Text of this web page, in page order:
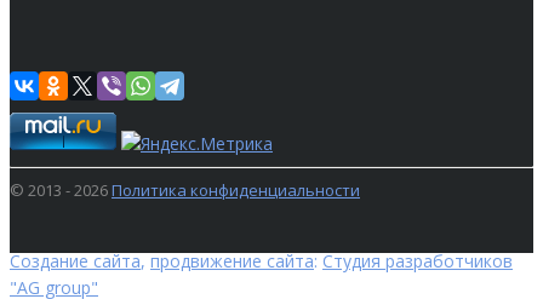
© 2013 - 2026Политика конфиденциальности
Создание сайта,продвижение сайта:Студия разработчиков
"AG group"